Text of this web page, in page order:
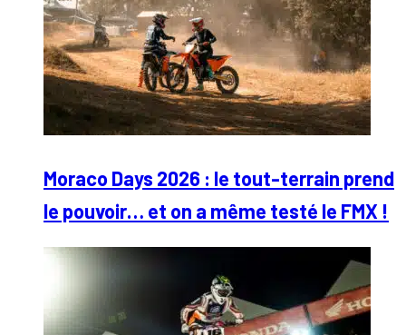
Moraco Days 2026 : le tout-terrain prend
le pouvoir… et on a même testé le FMX !